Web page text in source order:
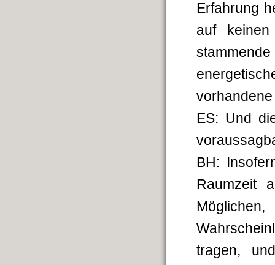
Erfahrung
auf
ES: Und
BH:
Raumzeit
tragen,